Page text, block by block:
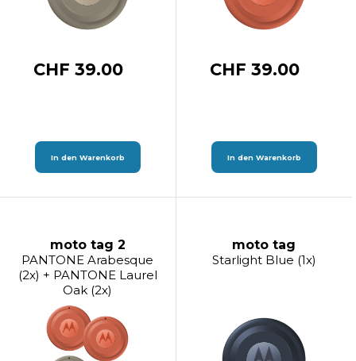
CHF 39.00
In den Warenkorb
CHF 39.00
In den Warenkorb
moto tag 2
PANTONE Arabesque
(2x) + PANTONE Laurel
Oak (2x)
moto tag
Starlight Blue (1x)